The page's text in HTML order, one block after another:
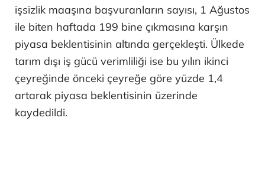
işsizlik maaşına başvuranların sayısı, 1 Ağustos
ile biten haftada 199 bine çıkmasına karşın
piyasa beklentisinin altında gerçekleşti. Ülkede
tarım dışı iş gücü verimliliği ise bu yılın ikinci
çeyreğinde önceki çeyreğe göre yüzde 1,4
artarak piyasa beklentisinin üzerinde
kaydedildi.